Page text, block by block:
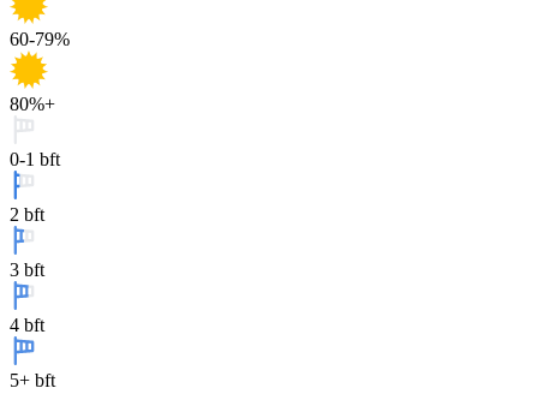
60-79%
80%+
0-1 bft
2 bft
3 bft
4 bft
5+ bft